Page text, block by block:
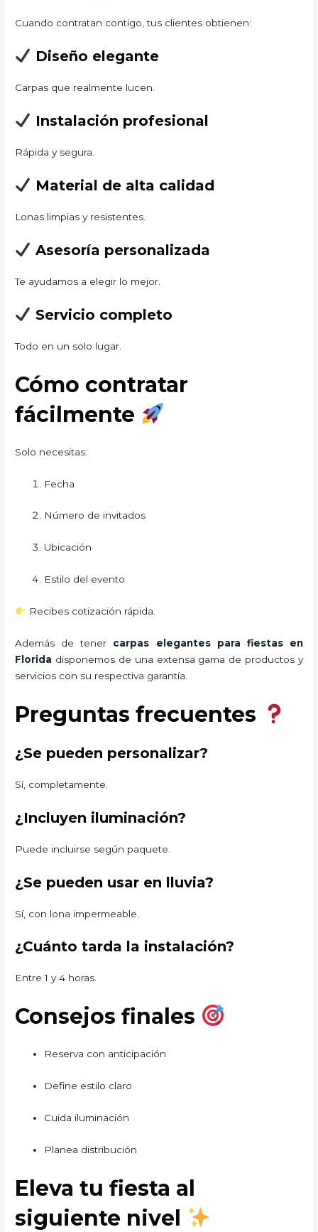
Cuando contratan contigo, tus clientes obtienen:
Diseño elegante
Carpas que realmente lucen.
Instalación profesional
Rápida y segura.
Material de alta calidad
Lonas limpias y resistentes.
Asesoría personalizada
Te ayudamos a elegir lo mejor.
Servicio completo
Todo en un solo lugar.
Cómo contratar
fácilmente
Solo necesitas:
Fecha
Número de invitados
Ubicación
Estilo del evento
Recibes cotización rápida.
Además de tener carpas elegantes para fiestas
en
Florida disponemos de una extensa gama de productos y
servicios con su respectiva garantía.
Preguntas frecuentes
¿Se pueden personalizar?
Sí, completamente.
¿Incluyen iluminación?
Puede incluirse según paquete.
¿Se pueden usar en lluvia?
Sí, con lona impermeable.
¿Cuánto tarda la instalación?
Entre 1 y 4 horas.
Consejos finales
Reserva con anticipación
Define estilo claro
Cuida iluminación
Planea distribución
Eleva tu fiesta al
siguiente nivel